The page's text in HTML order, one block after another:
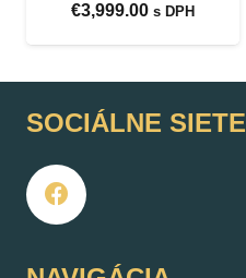
€3,999.00 s DPH
SOCIÁLNE SIETE